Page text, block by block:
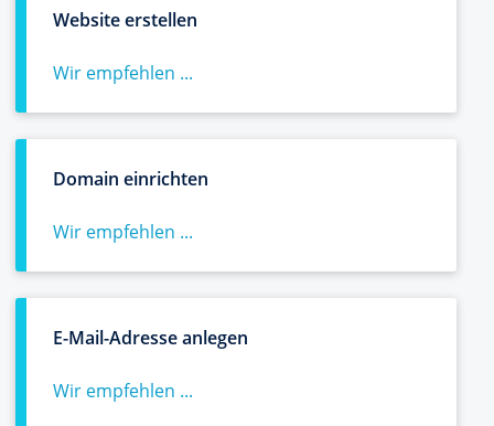
Website erstellen
Wir empfehlen ...
Domain einrichten
Wir empfehlen ...
E-Mail-Adresse anlegen
Wir empfehlen ...